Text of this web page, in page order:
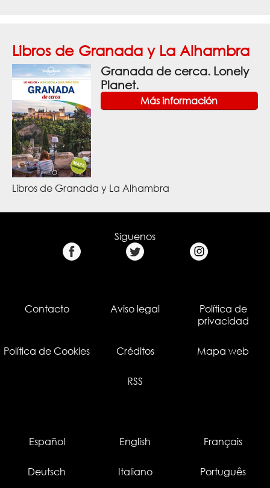
Libros de Granada y La Alhambra
Granada de cerca. Lonely
Planet.
Más información
Libros de Granada y La Alhambra
Síguenos
Contacto Aviso legal
Política de
privacidad
Política de Cookies Créditos Mapa web
RSS
Español English Français
Deutsch Italiano Português